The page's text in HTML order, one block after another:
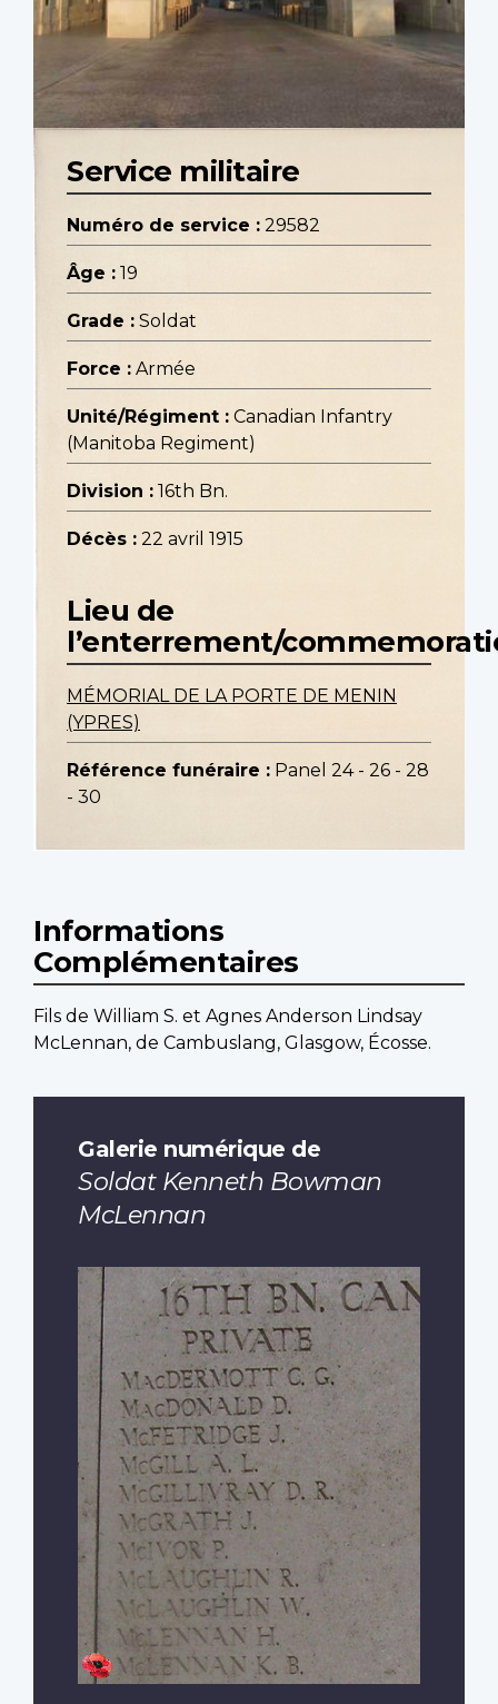
Service militaire
Numéro de service : 29582
Âge : 19
Grade : Soldat
Force : Armée
Unité/Régiment : Canadian Infantry
(Manitoba Regiment)
Division : 16th Bn.
Décès : 22 avril 1915
Lieu de
l’enterrement/
MÉMORIAL DE LA PORTE DE MENIN
(YPRES)
Référence funéraire : Panel 24 - 26 - 28
- 30
Informations
Complémentaires
Fils de William S. et Agnes Anderson Lindsay
McLennan, de Cambuslang, Glasgow, Écosse.
Galerie numérique de
Soldat Kenneth Bowman
McLennan